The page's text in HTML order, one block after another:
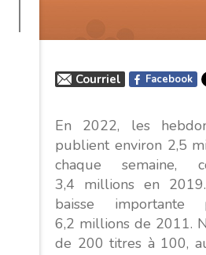
Courriel Facebook
En 2022, les
publient environ 2,5
chaque semaine,
3,4 millions en
baisse
6,2 millions de 2011.
de 200 titres à 100,